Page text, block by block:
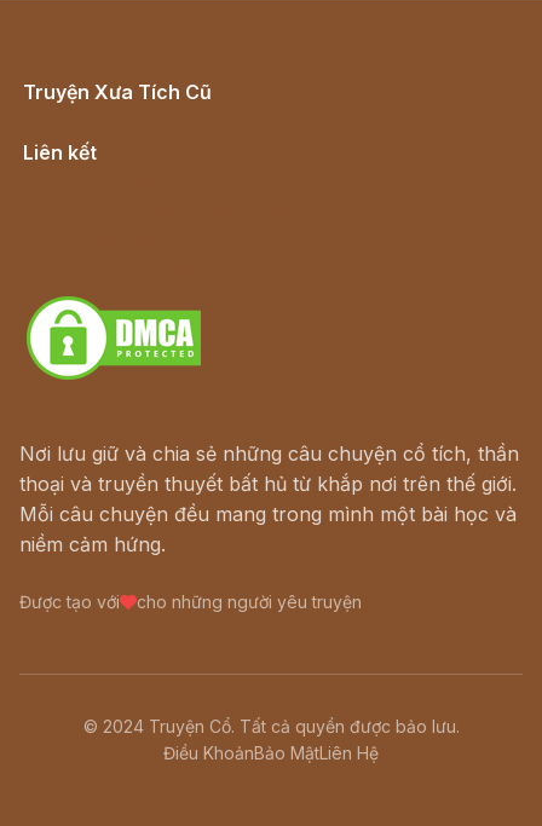
Truyện Xưa Tích Cũ
Liên kết
Nơi lưu giữ và chia sẻ những câu chuyện cổ tích, thần
thoại và truyền thuyết bất hủ từ khắp nơi trên thế giới.
Mỗi câu chuyện đều mang trong mình một bài học và
niềm cảm hứng.
Được tạo với cho những người yêu truyện
© 2024 Truyện Cổ. Tất cả quyền được bảo lưu.
Điều KhoảnBảo MậtLiên Hệ